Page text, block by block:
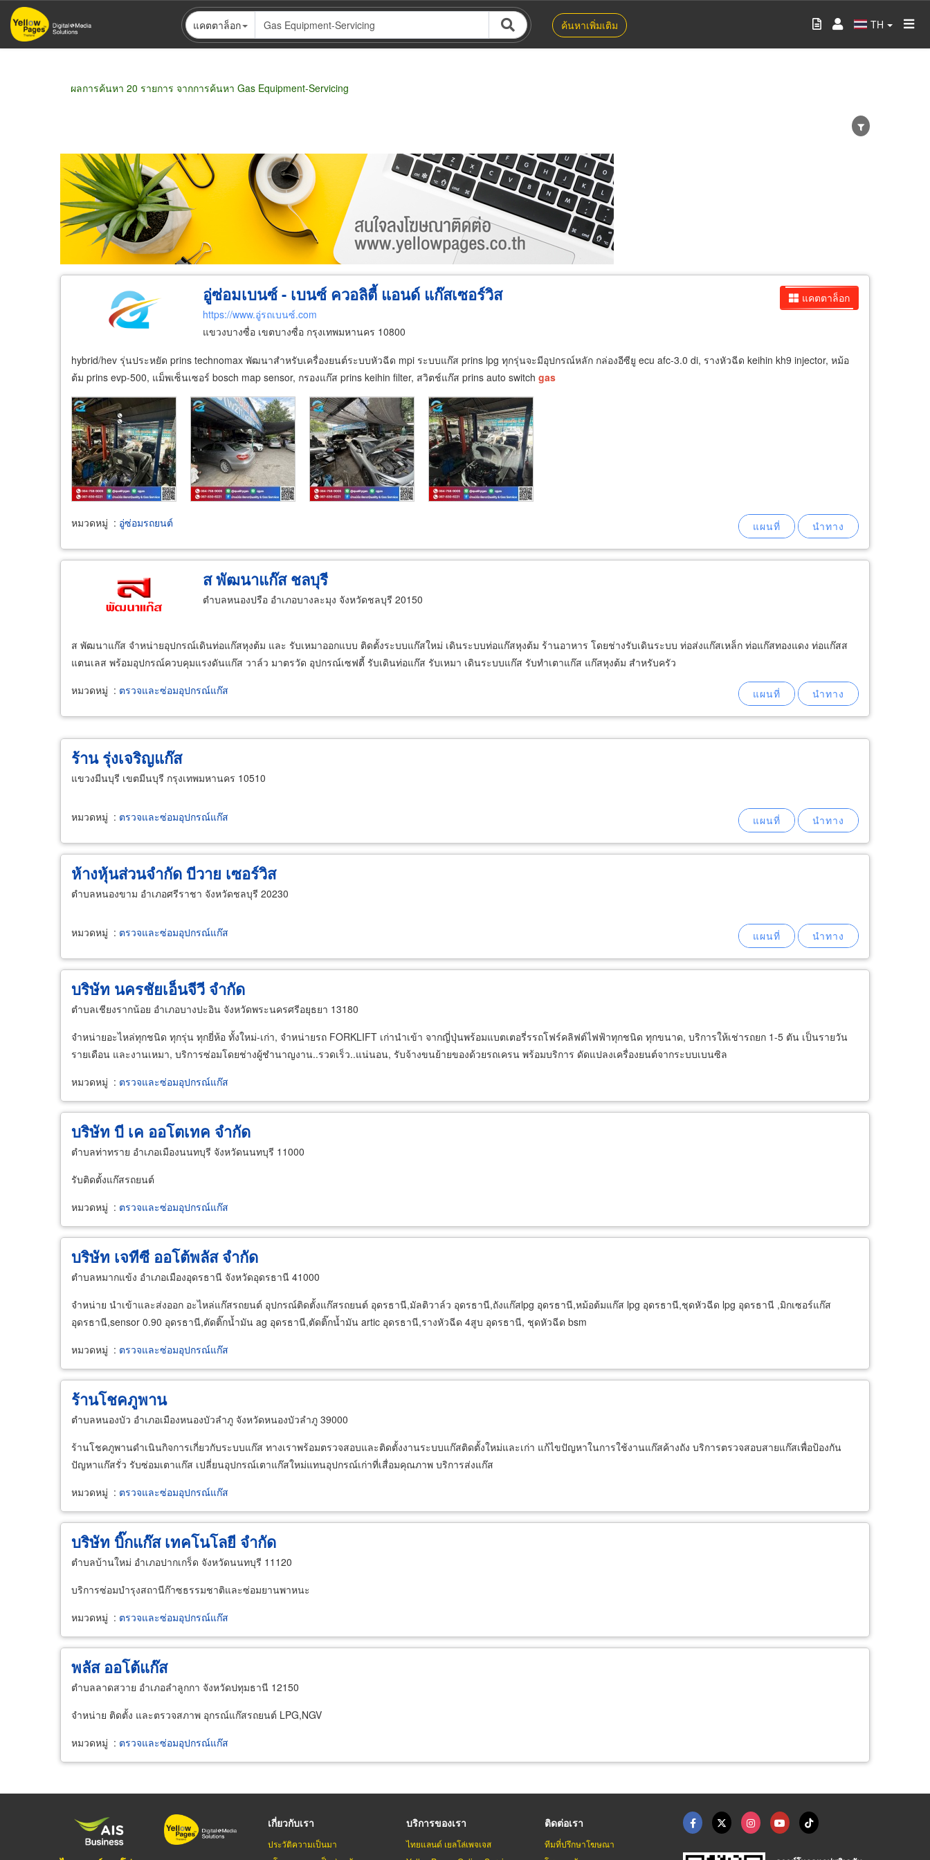
ข้าม
ไป
แคตตาล็อก ค้นหาเพิ่มเติม TH
ผลการค้นหา 20 รายการ จากการค้นหา Gas Equipment-Servicing
ขายส่ง ขายปลีก ผู้ผลิต ตัวแทนจัดจำหน่าย ผู้ส่งออก/นำเข้า ธุรกิจบริการ
แคตตาล็อก
อู่ซ่อมเบนซ์ - เบนซ์ ควอลิตี้ แอนด์ แก๊สเซอร์วิส
https://www.อู่รถเบนซ์.com
แขวงบางซื่อ เขตบางซื่อ กรุงเทพมหานคร 10800
hybrid/hev รุ่นประหยัด prins technomax พัฒนาสำหรับเครื่องยนต์ระบบหัวฉีด mpi ระบบแก๊ส prins lpg ทุกรุ่นจะมีอุปกรณ์หลัก กล่องอีซียู ecu afc-3.0 di, รางหัวฉีด keihin kh9 injector, หม้อ
ต้ม prins evp-500, แม็พเซ็นเซอร์ bosch map sensor, กรองแก๊ส prins keihin filter, สวิตช์แก๊ส prins auto switch gas
หมวดหมู่ : อู่ซ่อมรถยนต์
ส พัฒนาแก๊ส ชลบุรี
ตำบลหนองปรือ อำเภอบางละมุง จังหวัดชลบุรี 20150
ส พัฒนาแก๊ส จำหน่ายอุปกรณ์เดินท่อแก๊สหุงต้ม และ รับเหมาออกแบบ ติดตั้งระบบแก๊สใหม่ เดินระบบท่อแก๊สหุงต้ม ร้านอาหาร โดยช่างรับเดินระบบ ท่อส่งแก๊สเหล็ก ท่อแก๊สทองแดง ท่อแก๊สส
แตนเลส พร้อมอุปกรณ์ควบคุมแรงดันแก๊ส วาล์ว มาตรวัด อุปกรณ์เซฟตี้ รับเดินท่อแก๊ส รับเหมา เดินระบบแก๊ส รับทำเตาแก๊ส แก๊สหุงต้ม สำหรับครัว
หมวดหมู่ : ตรวจและซ่อมอุปกรณ์แก๊ส
ร้าน รุ่งเจริญแก๊ส
แขวงมีนบุรี เขตมีนบุรี กรุงเทพมหานคร 10510
หมวดหมู่ : ตรวจและซ่อมอุปกรณ์แก๊ส
ห้างหุ้นส่วนจำกัด บีวาย เซอร์วิส
ตำบลหนองขาม อำเภอศรีราชา จังหวัดชลบุรี 20230
หมวดหมู่ : ตรวจและซ่อมอุปกรณ์แก๊ส
บริษัท นครชัยเอ็นจีวี จำกัด
ตำบลเชียงรากน้อย อำเภอบางปะอิน จังหวัดพระนครศรีอยุธยา 13180
จำหน่ายอะไหล่ทุกชนิด ทุกรุ่น ทุกยี่ห้อ ทั้งใหม่-เก่า, จำหน่ายรถ FORKLIFT เก่านำเข้า จากญี่ปุ่นพร้อมแบตเตอรี่รรถโฟร์คลิฟต์ไฟฟ้าทุกชนิด ทุกขนาด, บริการให้เช่ารถยก 1-5 ตัน เป็นรายวัน
รายเดือน และงานเหมา, บริการซ่อมโดยช่างผู้ชำนาญงาน..รวดเร็ว..แน่นอน, รับจ้างขนย้ายของด้วยรถเครน พร้อมบริการ ดัดแปลงเครื่องยนต์จากระบบเบนซิล
หมวดหมู่ : ตรวจและซ่อมอุปกรณ์แก๊ส
บริษัท บี เค ออโตเทค จำกัด
ตำบลท่าทราย อำเภอเมืองนนทบุรี จังหวัดนนทบุรี 11000
รับติดตั้งแก๊สรถยนต์
หมวดหมู่ : ตรวจและซ่อมอุปกรณ์แก๊ส
บริษัท เจทีซี ออโต้พลัส จำกัด
ตำบลหมากแข้ง อำเภอเมืองอุดรธานี จังหวัดอุดรธานี 41000
จำหน่าย นำเข้าและส่งออก อะไหล่แก๊สรถยนต์ อุปกรณ์ติดตั้งแก๊สรถยนต์ อุดรธานี,มัลติวาล์ว อุดรธานี,ถังแก๊สlpg อุดรธานี,หม้อต้มแก๊ส lpg อุดรธานี,ชุดหัวฉีด lpg อุดรธานี ,มิกเซอร์แก๊ส
อุดรธานี,sensor 0.90 อุดรธานี,ตัดติ๊กน้ำมัน ag อุดรธานี,ตัดติ๊กน้ำมัน artic อุดรธานี,รางหัวฉีด 4สูบ อุดรธานี, ชุดหัวฉีด bsm
หมวดหมู่ : ตรวจและซ่อมอุปกรณ์แก๊ส
ร้านโชคภูพาน
ตำบลหนองบัว อำเภอเมืองหนองบัวลำภู จังหวัดหนองบัวลำภู 39000
ร้านโชคภูพานดำเนินกิจการเกี่ยวกับระบบแก๊ส ทางเราพร้อมตรวจสอบและติดตั้งงานระบบแก๊สติดตั้งใหม่และเก่า แก้ไขปัญหาในการใช้งานแก๊สค้างถัง บริการตรวจสอบสายแก๊สเพื่อป้องกัน
ปัญหาแก๊สรั่ว รับซ่อมเตาแก๊ส เปลี่ยนอุปกรณ์เตาแก๊สใหม่แทนอุปกรณ์เก่าที่เสื่อมคุณภาพ บริการส่งแก๊ส
หมวดหมู่ : ตรวจและซ่อมอุปกรณ์แก๊ส
บริษัท บิ๊กแก๊ส เทคโนโลยี จำกัด
ตำบลบ้านใหม่ อำเภอปากเกร็ด จังหวัดนนทบุรี 11120
บริการซ่อมบำรุงสถานีก๊าซธรรมชาติและซ่อมยานพาหนะ
หมวดหมู่ : ตรวจและซ่อมอุปกรณ์แก๊ส
พลัส ออโต้แก๊ส
ตำบลลาดสวาย อำเภอลำลูกกา จังหวัดปทุมธานี 12150
จำหน่าย ติดตั้ง และตรวจสภาพ อุกรณ์แก๊สรถยนต์ LPG,NGV
หมวดหมู่ : ตรวจและซ่อมอุปกรณ์แก๊ส
เกี่ยวกับเรา
ประวัติความเป็นมา
บริการของเรา
ไทยแลนด์ เยลโล่เพจเจส
ติดต่อเรา
ทีมที่ปรึกษาโฆษณา